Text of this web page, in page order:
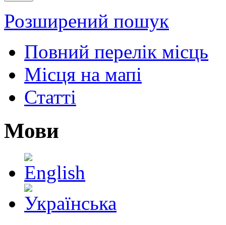
Розширений пошук
Повний перелік місць
Місця на мапі
Статті
Мови